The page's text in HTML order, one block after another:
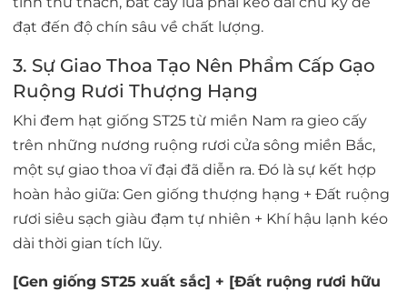
đạt đến độ chín sâu về chất lượng.
3. Sự Giao Thoa Tạo Nên Phẩm Cấp Gạo
Ruộng Rươi Thượng Hạng
Khi đem hạt giống ST25 từ miền Nam ra gieo cấy
trên những nương ruộng rươi cửa sông miền Bắc,
một sự giao thoa vĩ đại đã diễn ra. Đó là sự kết hợp
hoàn hảo giữa: Gen giống thượng hạng + Đất ruộng
rươi siêu sạch giàu đạm tự nhiên + Khí hậu lạnh kéo
dài thời gian tích lũy.
[Gen giống ST25 xuất sắc] + [Đất ruộng rươi hữu